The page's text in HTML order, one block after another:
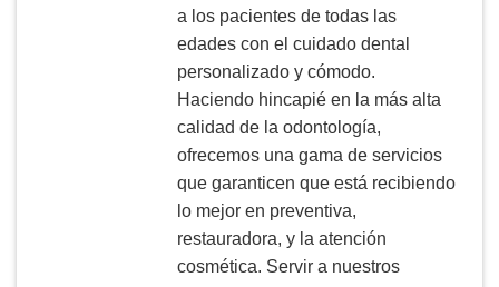
a los pacientes de todas las
edades con el cuidado dental
personalizado y cómodo.
Haciendo hincapié en la más alta
calidad de la odontología,
ofrecemos una gama de servicios
que garanticen que está recibiendo
lo mejor en preventiva,
restauradora, y la atención
cosmética. Servir a nuestros